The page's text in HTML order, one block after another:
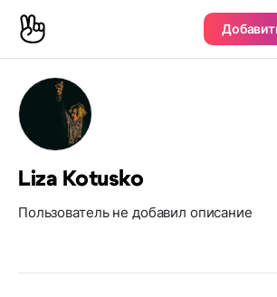
Liza Kotusko
Пользователь не добавил описание